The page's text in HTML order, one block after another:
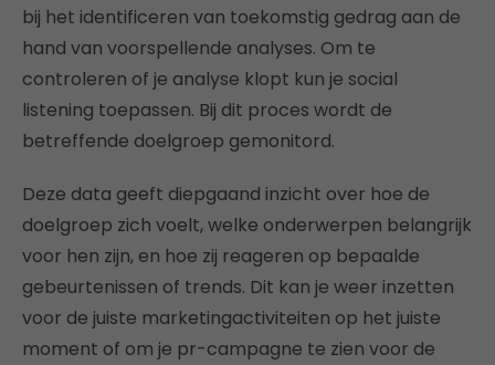
bij het identificeren van toekomstig gedrag aan de
hand van voorspellende analyses. Om te
controleren of je analyse klopt kun je social
listening toepassen. Bij dit proces wordt de
betreffende doelgroep gemonitord.
Deze data geeft diepgaand inzicht over hoe de
doelgroep zich voelt, welke onderwerpen belangrijk
voor hen zijn, en hoe zij reageren op bepaalde
gebeurtenissen of trends. Dit kan je weer inzetten
voor de juiste marketingactiviteiten op het juiste
moment of om je pr-campagne te zien voor de